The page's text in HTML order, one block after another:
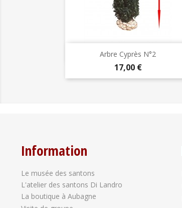
Arbre Cyprès N°2
Prix
17,00 €
Aperçu rapide
Information
Le musée des santons
L'atelier des santons Di Landro
La boutique à Aubagne